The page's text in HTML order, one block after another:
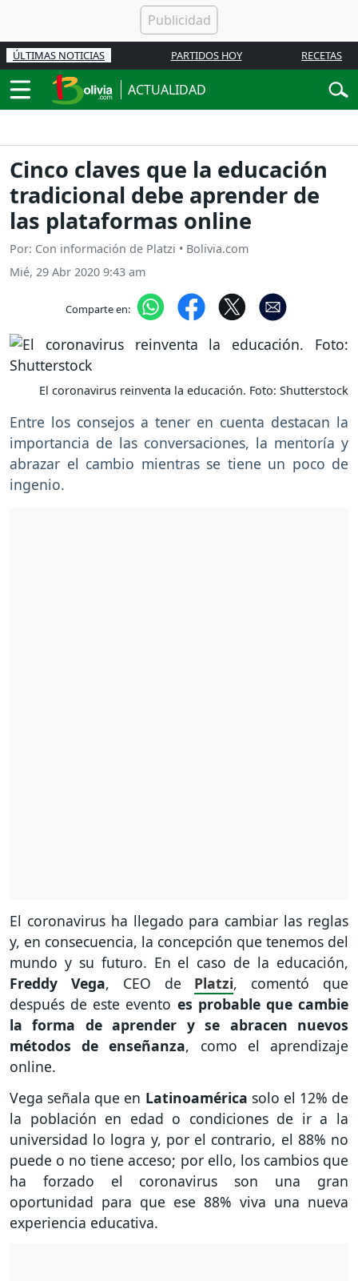
ÚLTIMAS NOTICIAS PARTIDOS HOY RECETAS
ACTUALIDAD
Cinco claves que la educación
tradicional debe aprender de
las plataformas online
Por: Con información de Platzi • Bolivia.com
Mié, 29 Abr 2020 9:43 am
Comparte en:
El coronavirus reinventa la educación. Foto: Shutterstock
Entre los consejos a tener en cuenta destacan la
importancia de las conversaciones, la mentoría y
abrazar el cambio mientras se tiene un poco de
ingenio.
El coronavirus ha llegado para cambiar las reglas
y, en consecuencia, la concepción que tenemos del
mundo y su futuro. En el caso de la educación,
Freddy Vega, CEO de Platzi, comentó que
después de este evento es probable que cambie
la forma de aprender y se abracen nuevos
métodos de enseñanza, como el aprendizaje
online.
Vega señala que en Latinoamérica solo el 12% de
la población en edad o condiciones de ir a la
universidad lo logra y, por el contrario, el 88% no
puede o no tiene acceso; por ello, los cambios que
ha forzado el coronavirus son una gran
oportunidad para que ese 88% viva una nueva
experiencia educativa.